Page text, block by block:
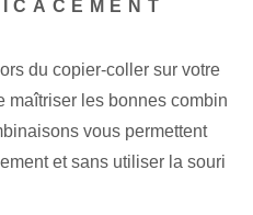
du copier-coller sur votre
maîtriser les bonnes combin
vous permettent
et sans utiliser la souri